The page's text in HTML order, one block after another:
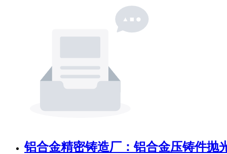
铝合金精密铸造厂：铝合金压铸件抛